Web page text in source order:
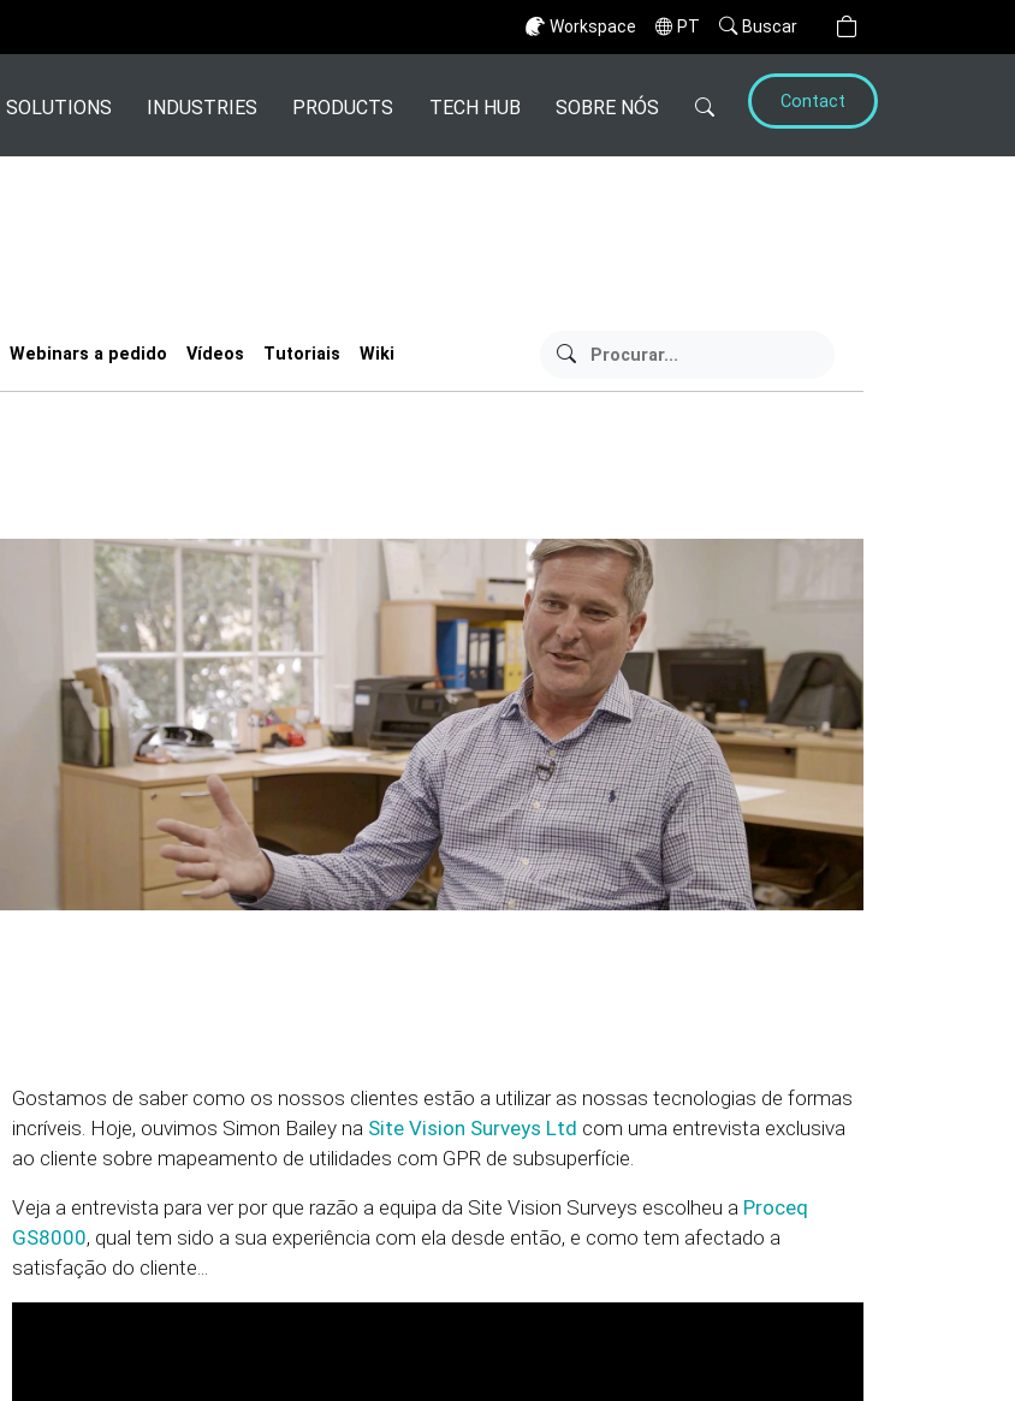
Workspace PT Buscar
SOLUTIONS INDUSTRIES PRODUCTS TECH HUB SOBRE NÓS Contact
Webinars a pedido Vídeos Tutoriais Wiki
Gostamos de saber como os nossos clientes estão a utilizar as nossas tecnologias de formas
incríveis. Hoje, ouvimos Simon Bailey na Site Vision Surveys Ltd com uma entrevista exclusiva
ao cliente sobre mapeamento de utilidades com GPR de subsuperfície.
Veja a entrevista para ver por que razão a equipa da Site Vision Surveys escolheu a Proceq
GS8000, qual tem sido a sua experiência com ela desde então, e como tem afectado a
satisfação do cliente...